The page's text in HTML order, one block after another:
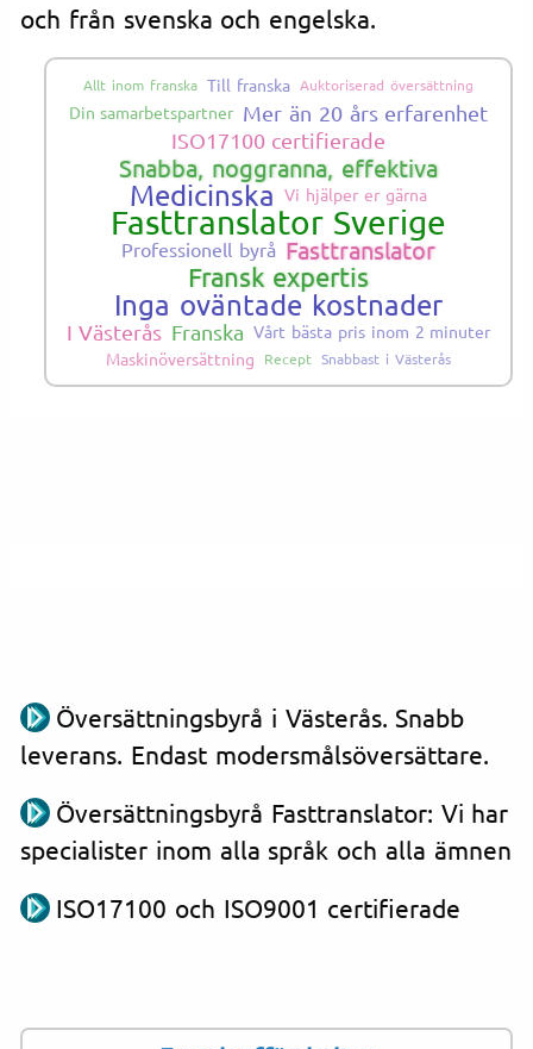
och från svenska och engelska.
Allt inom franska Till franska Auktoriserad översättning
Din samarbetspartner Mer än 20 års erfarenhet
ISO17100 certifierade
Snabba, noggranna, effektiva
Medicinska Vi hjälper er gärna
Fasttranslator Sverige
Professionell byrå Fasttranslator
Fransk expertis
Inga oväntade kostnader
I Västerås Franska Vårt bästa pris inom 2 minuter
Maskinöversättning
Recept Snabbast i Västerås
Översättningsbyrå i Västerås. Snabb
leverans. Endast modersmålsöversättare.
Översättningsbyrå Fasttranslator: Vi har
specialister inom alla språk och alla ämnen
ISO17100 och ISO9001 certifierade